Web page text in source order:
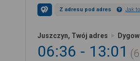
Z adresu pod adres Jak
Juszczyn, Twój adres
06:36 13:01